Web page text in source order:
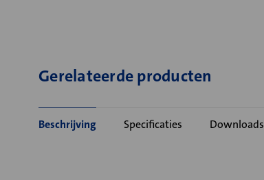
Gerelateerde producten
Beschrijving Specificaties Downloads